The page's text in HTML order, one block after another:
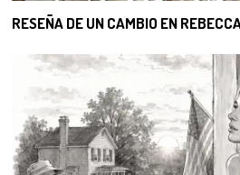
RESEÑA DE UN CAMBIO EN